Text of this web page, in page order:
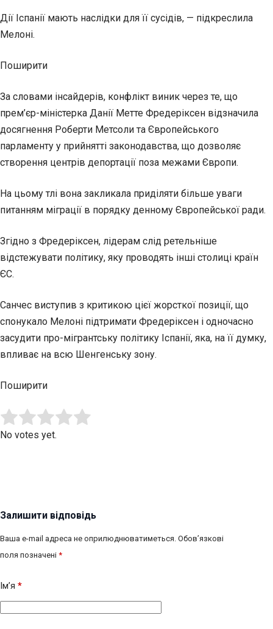
Дії Іспанії мають наслідки для її сусідів, — підкреслила
Мелоні.
Поширити
За словами інсайдерів, конфлікт виник через те, що
прем’єр-міністерка Данії Метте Фредеріксен відзначила
досягнення Роберти Метсоли та Європейського
парламенту у прийнятті законодавства, що дозволяє
створення центрів депортації поза межами Європи.
На цьому тлі вона закликала приділяти більше уваги
питанням міграції в порядку денному Європейської ради.
Згідно з Фредеріксен, лідерам слід ретельніше
відстежувати політику, яку проводять інші столиці країн
ЄС.
Санчес виступив з критикою цієї жорсткої позиції, що
спонукало Мелоні підтримати Фредеріксен і одночасно
засудити про-мігрантську політику Іспанії, яка, на її думку,
впливає на всю Шенгенську зону.
Поширити
Rate this item:
No votes yet.
Залишити відповідь
Ваша e-mail адреса не оприлюднюватиметься. Обов’язкові
поля позначені *
Ім’я *